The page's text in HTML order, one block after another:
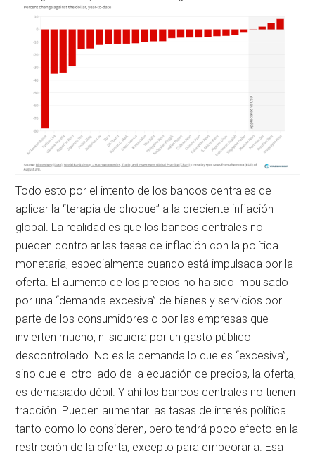
Todo esto por el intento de los bancos centrales de
aplicar la “terapia de choque” a la creciente inflación
global. La realidad es que los bancos centrales no
pueden controlar las tasas de inflación con la política
monetaria, especialmente cuando está impulsada por la
oferta. El aumento de los precios no ha sido impulsado
por una “demanda excesiva” de bienes y servicios por
parte de los consumidores o por las empresas que
invierten mucho, ni siquiera por un gasto público
descontrolado. No es la demanda lo que es “excesiva”,
sino que el otro lado de la ecuación de precios, la oferta,
es demasiado débil. Y ahí los bancos centrales no tienen
tracción. Pueden aumentar las tasas de interés política
tanto como lo consideren, pero tendrá poco efecto en la
restricción de la oferta, excepto para empeorarla. Esa